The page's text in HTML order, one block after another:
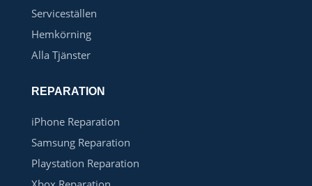
Serviceställen
Hemkörning
Alla Tjänster
REPARATION
iPhone Reparation
Samsung Reparation
Playstation Reparation